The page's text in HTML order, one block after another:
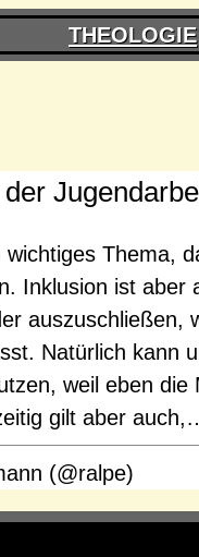
THEOLOGIE
wichtiges Thema,
Inklusion ist aber
auszuschließen,
Natürlich kann
weil eben
gilt aber
(@ralpe)